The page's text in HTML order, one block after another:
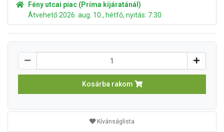
Fény utcai piac (Príma kijáratánál)
Átvehető 2026. aug. 10., hétfő, nyitás: 7:30
Kosárba rakom
Kívánságlista